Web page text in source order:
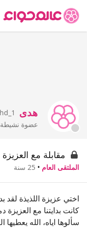
هدى
عضوة نشيطة
مقابلة مع
الملتقى العام • 25 سنة
اختي عزيزة اللذيذة لقد
كانت بدايتنا مع
سألوها اياه، الله